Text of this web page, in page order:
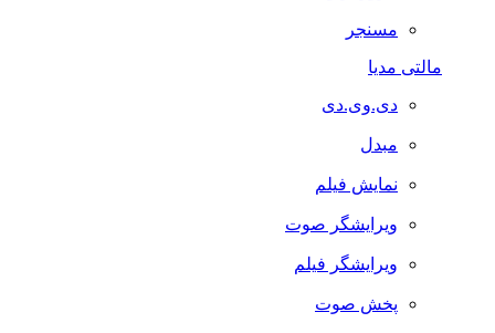
مسنجر
مالتی مدیا
دی.وی.دی
مبدل
نمایش فیلم
ویرایشگر صوت
ویرایشگر فیلم
پخش صوت